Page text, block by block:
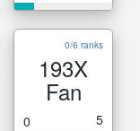
0/6 ranks
193X
Fan
0 5